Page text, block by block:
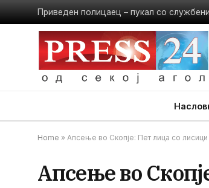
Приведен полицаец – пукал со
Home » Апсење во Скопје: Пет лица со лисици
Апсење во